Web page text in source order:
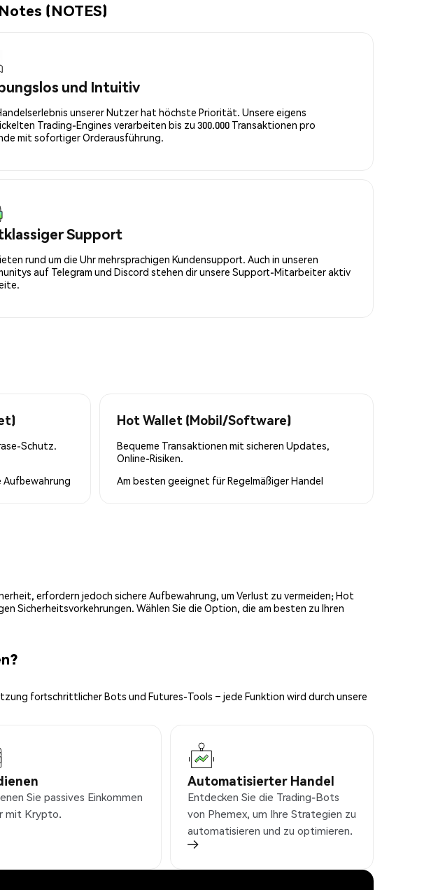
(NOTES)
und Intuitiv
unserer Nutzer hat höchste Priorität. Unsere eigens
Trading-Engines verarbeiten bis zu 300.000 Transaktionen pro
mit sofortiger Orderausführung.
Support
rund um die Uhr mehrsprachigen Kundensupport. Auch in unseren
auf Telegram und Discord stehen dir unsere Support-Mitarbeiter aktiv
Schutz.
Hot Wallet (Mobil/Software)
Bequeme Transaktionen mit sicheren Updates,
Online-Risiken.
Am besten geeignet fürRegelmäßiger Handel
erfordern jedoch sichere Aufbewahrung, um Verlust zu vermeiden; Hot
Sicherheitsvorkehrungen. Wählen Sie die Option, die am besten zu Ihren
fortschrittlicher Bots und Futures-Tools – jede Funktion wird durch unsere
Sie passives Einkommen
mit Krypto.
Automatisierter Handel
Entdecken Sie die Trading-Bots
von Phemex, um Ihre Strategien zu
automatisieren und zu optimieren.